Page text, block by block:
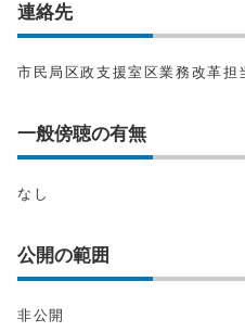
連絡先
市民局区政支援室区業務改革担
一般傍聴の有無
なし
公開の範囲
非公開